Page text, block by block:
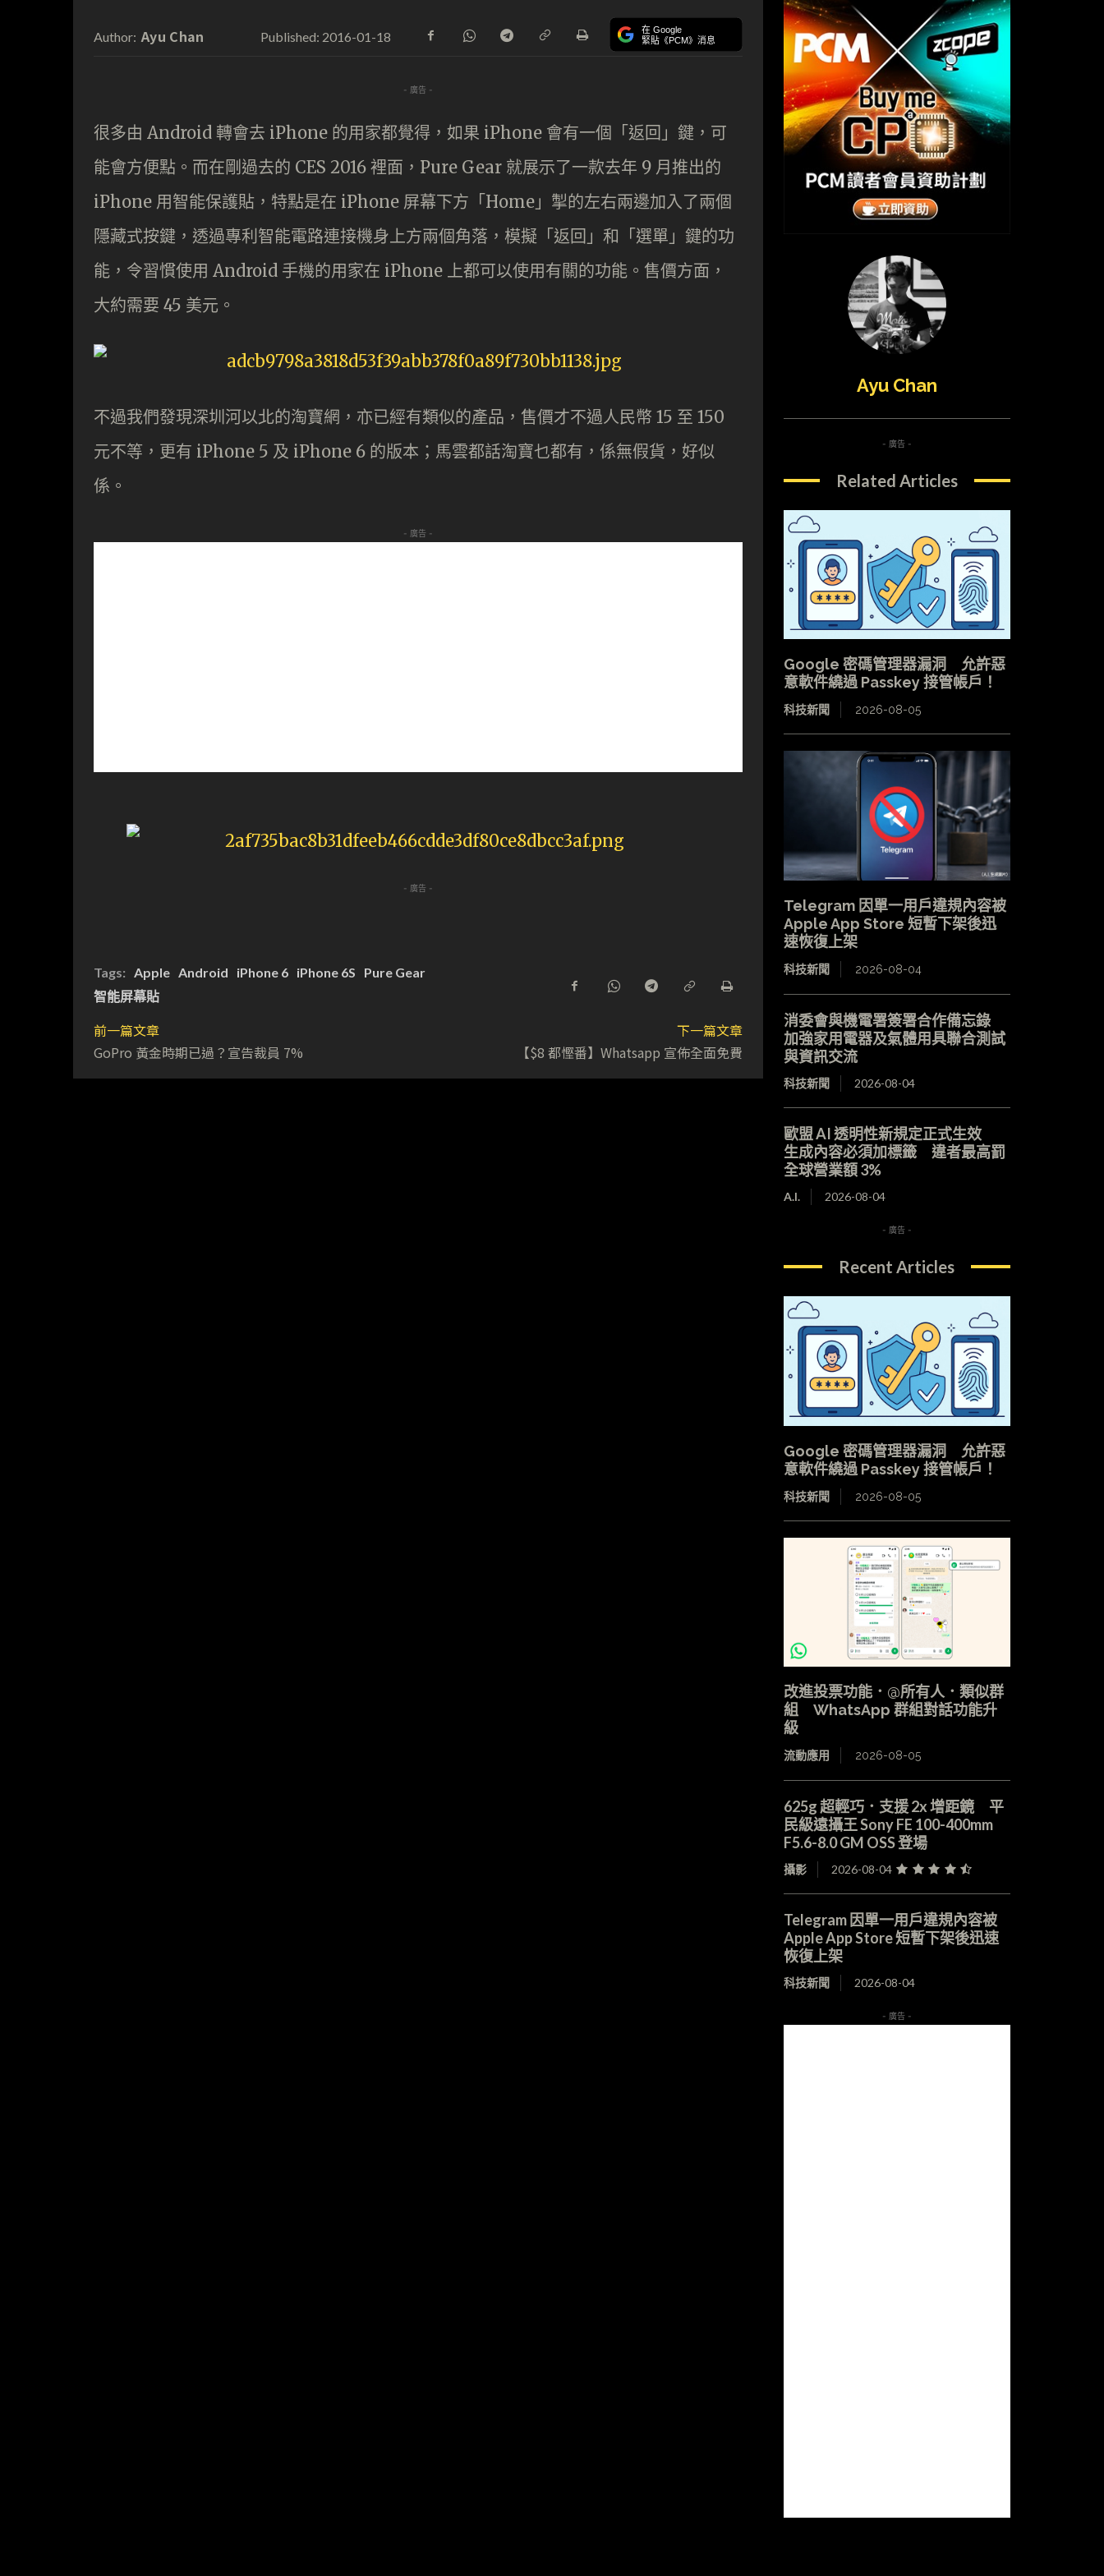
Author: Ayu Chan Published: 2016-01-18 在 Google
緊貼《PCM》消息
- 廣告 -
很多由 Android 轉會去 iPhone 的用家都覺得，如果 iPhone 會有一個「返回」鍵，可
能會方便點。而在剛過去的 CES 2016 裡面，Pure Gear 就展示了一款去年 9 月推出的
iPhone 用智能保護貼，特點是在 iPhone 屏幕下方「Home」掣的左右兩邊加入了兩個
隱藏式按鍵，透過專利智能電路連接機身上方兩個角落，模擬「返回」和「選單」鍵的功
能，令習慣使用 Android 手機的用家在 iPhone 上都可以使用有關的功能。售價方面，
大約需要 45 美元。
不過我們發現深圳河以北的淘寶網，亦已經有類似的產品，售價才不過人民幣 15 至 150
元不等，更有 iPhone 5 及 iPhone 6 的版本；馬雲都話淘寶乜都有，係無假貨，好似
係。
- 廣告 -
- 廣告 -
Tags: Apple Android iPhone 6 iPhone 6S
Pure Gear
智能屏幕貼
前一篇文章
GoPro 黃金時期已過？宣告裁員 7%
下一篇文章
【$8 都慳番】Whatsapp 宣佈全面免費
Ayu Chan
- 廣告 -
Related Articles
Google 密碼管理器漏洞 允許惡
意軟件繞過 Passkey 接管帳戶！
科技新聞 2026-08-05
Telegram 因單一用戶違規內容被
Apple App Store 短暫下架後迅
速恢復上架
科技新聞 2026-08-04
消委會與機電署簽署合作備忘錄
加強家用電器及氣體用具聯合測試
與資訊交流
科技新聞 2026-08-04
歐盟 AI 透明性新規定正式生效
生成內容必須加標籤 違者最高罰
全球營業額 3%
A.I. 2026-08-04
- 廣告 -
Recent Articles
Google 密碼管理器漏洞 允許惡
意軟件繞過 Passkey 接管帳戶！
科技新聞 2026-08-05
改進投票功能．@所有人．類似群
組 WhatsApp 群組對話功能升
級
流動應用 2026-08-05
625g 超輕巧．支援 2x 增距鏡 平
民級遠攝王 Sony FE 100-400mm
F5.6-8.0 GM OSS 登場
攝影 2026-08-04
Telegram 因單一用戶違規內容被
Apple App Store 短暫下架後迅速
恢復上架
科技新聞 2026-08-04
- 廣告 -